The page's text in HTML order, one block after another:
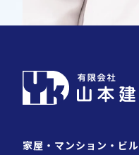
家屋・マンション・ビ